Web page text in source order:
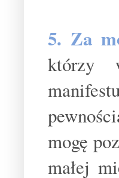
5. Za
którzy
mogę
małej